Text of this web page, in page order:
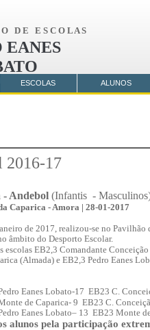
O D E E S C O L A S
EANES
- Andebol (Infantis -
Caparica - Amora | 28-01-2017
de 2017, realizou-se no
âmbito do Desporto Escolar.
escolas EB2,3 Comandante
(Almada) e EB2,3 Pedro Eanes
Eanes Lobato-17 EB23 C.
de Caparica- 9 EB23 C.
Eanes Lobato– 13 EB23 Monte
alunos pela participação
2016-17
ESCOLAS ALUNOS